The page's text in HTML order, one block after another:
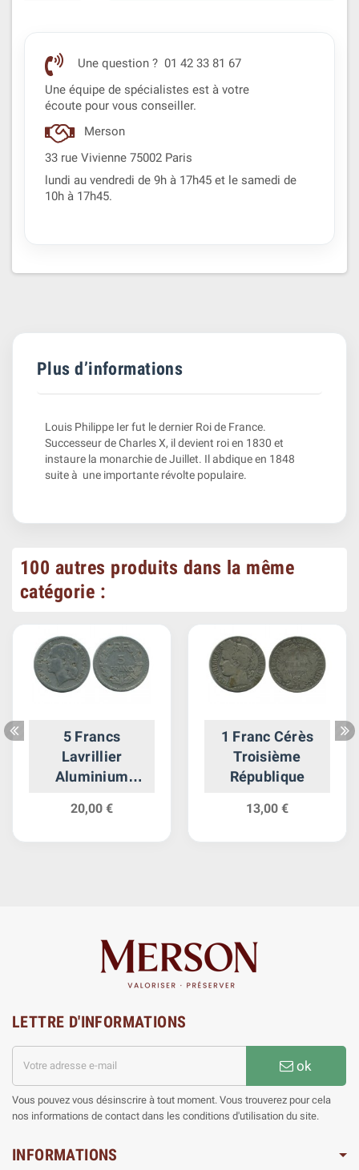
Une question ? 01 42 33 81 67
Une équipe de spécialistes est à votre
écoute pour vous conseiller.
Merson
33 rue Vivienne 75002 Paris
lundi au vendredi de 9h à 17h45 et le samedi de
10h à 17h45.
Plus d’informations
Louis Philippe Ier fut le dernier Roi de France.
Successeur de Charles X, il devient roi en 1830 et
instaure la monarchie de Juillet. Il abdique en 1848
suite à une importante révolte populaire.
100 autres produits dans la même
catégorie :
5 Francs
Lavrillier
Aluminium
République
20,00 €
1 Franc Cérès
Troisième
République
13,00 €
LETTRE D'INFORMATIONS
ok
Vous pouvez vous désinscrire à tout moment. Vous trouverez pour cela
nos informations de contact dans les conditions d'utilisation du site.
INFORMATIONS